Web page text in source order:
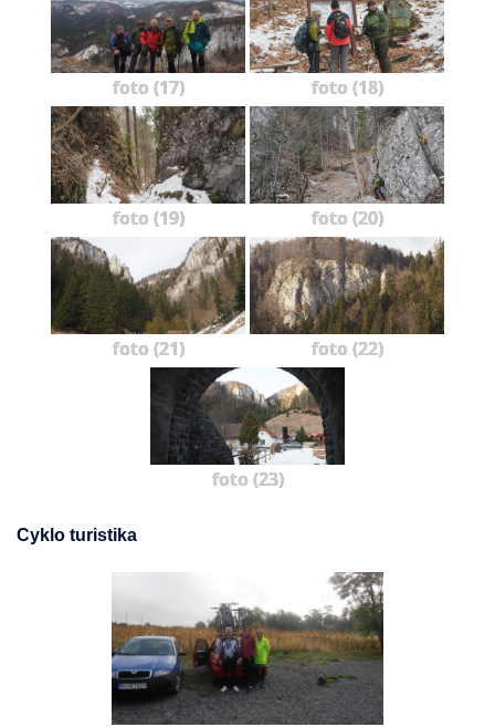
foto (17) foto (18)
foto (19) foto (20)
foto (21) foto (22)
foto (23)
Cyklo turistika